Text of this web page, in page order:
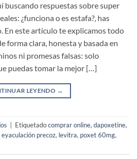
buscando respuestas sobre super
¿funciona o es estafa?, has
En este artículo te explicamos todo
forma clara, honesta y basada en
ni promesas falsas: solo
puedas tomar la mejor […]
LEYENDO →
Etiquetadocomprar online,dapoxetine,
eyaculación precoz, levitra, poxet 60mg,